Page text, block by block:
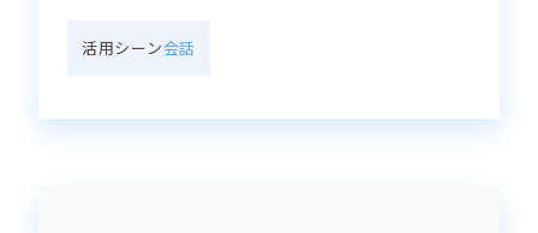
活用シーン会話